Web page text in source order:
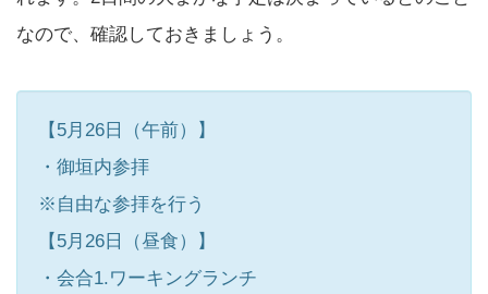
なので、確認しておきましょう。
【5月26日（午前）】
・御垣内参拝
※自由な参拝を行う
【5月26日（昼食）】
・会合1.ワーキングランチ